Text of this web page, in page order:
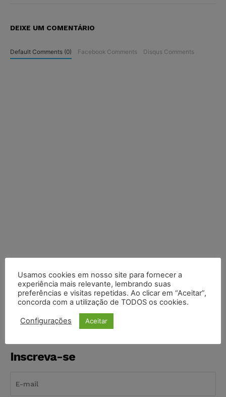
DEIXE UM COMENTÁRIO
Default Comments (0) Facebook Comments Disqus Comments
COMPARTILHE
Inscreva-se
Usamos cookies em nosso site para fornecer a
experiência mais relevante, lembrando suas
preferências e visitas repetidas. Ao clicar em “Aceitar”,
concorda com a utilização de TODOS os cookies.
Configurações Aceitar